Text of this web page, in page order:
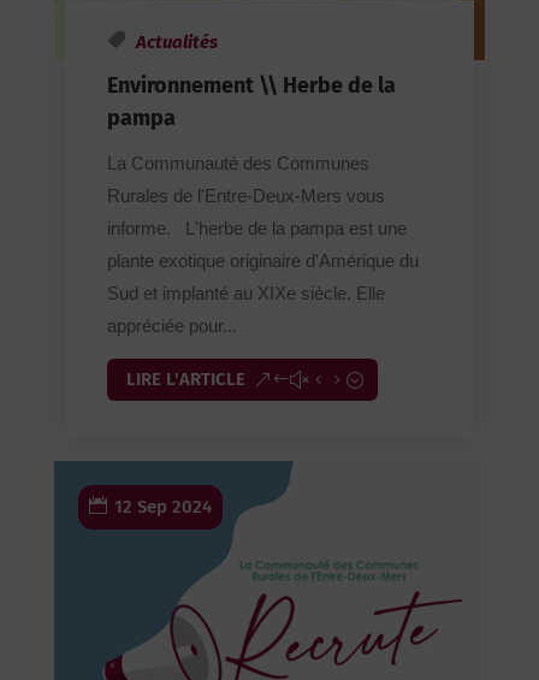
Actualités
Environnement \\ Herbe de la
pampa
La Communauté des Communes
Rurales de l'Entre-Deux-Mers vous
informe. L'herbe de la pampa est une
plante exotique originaire d'Amérique du
Sud et implanté au XIXe siècle. Elle
appréciée pour...
LIRE L'ARTICLE
12 Sep 2024